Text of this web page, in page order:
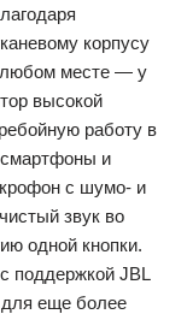
корпусу
любом месте — у
высокой
работу в
смартфоны и
с шумо- и
звук во
одной кнопки.
поддержкой JBL
еще более